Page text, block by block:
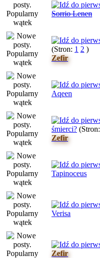
Sorrio Lenen
(Stron: 1 2 )
Zefir
Aqeen
śmierci? (Stron:
Zefir
Tapinoceus
Verisa
Zefir